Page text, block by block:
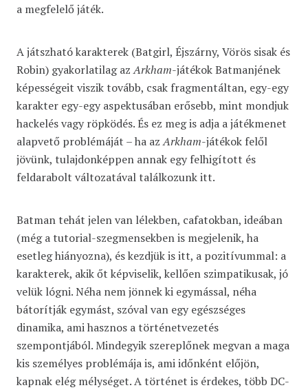
a megfelelő játék.
A játszható karakterek (Batgirl, Éjszárny, Vörös sisak és
Robin) gyakorlatilag azArkham-játékok Batmanjének
képességeit viszik tovább, csak fragmentáltan, egy-egy
karakter egy-egy aspektusában erősebb, mint mondjuk
hackelés vagy röpködés. És ez meg is adja a játékmenet
alapvető problémáját – ha azArkham-játékok felől
jövünk, tulajdonképpen annak egy felhigított és
feldarabolt változatával találkozunk itt.
Batman tehát jelen van lélekben, cafatokban, ideában
(még a tutorial-szegmensekben is megjelenik, ha
esetleg hiányozna), és kezdjük is itt, a pozitívummal: a
karakterek, akik őt képviselik, kellően szimpatikusak, jó
velük lógni. Néha nem jönnek ki egymással, néha
bátorítják egymást, szóval van egy egészséges
dinamika, ami hasznos a történetvezetés
szempontjából. Mindegyik szereplőnek megvan a maga
kis személyes problémája is, ami időnként előjön,
kapnak elég mélységet. A történet is érdekes, több DC-